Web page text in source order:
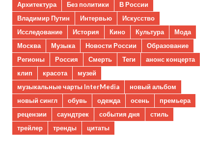
Архитектура
Без политики
В России
Владимир Путин
Интервью
Искусство
Исследование
История Кино Культура
Мода
Москва
Музыка Новости России
Образование
Регионы
Россия Смерть Теги
анонс концерта
клип
красота
музей
музыкальные чарты InterMedia
новый альбом
новый сингл
обувь одежда осень
премьера
рецензии
саундтрек события дня
стиль
трейлер
тренды цитаты